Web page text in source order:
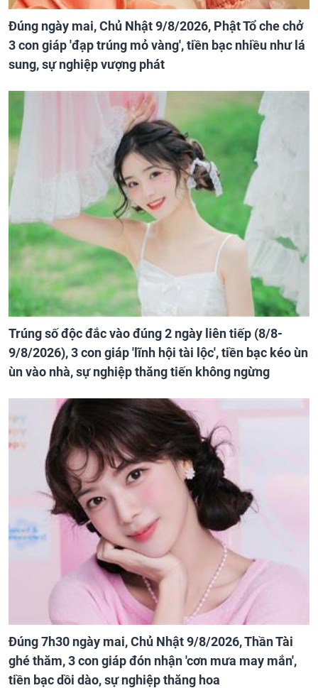
Đúng ngày mai, Chủ Nhật 9/8/2026, Phật Tổ che chở
3 con giáp 'đạp trúng mỏ vàng', tiền bạc nhiều như lá
sung, sự nghiệp vượng phát
Trúng số độc đắc vào đúng 2 ngày liên tiếp (8/8-
9/8/2026), 3 con giáp 'lĩnh hội tài lộc', tiền bạc kéo ùn
ùn vào nhà, sự nghiệp thăng tiến không ngừng
Đúng 7h30 ngày mai, Chủ Nhật 9/8/2026, Thần Tài
ghé thăm, 3 con giáp đón nhận 'cơn mưa may mắn',
tiền bạc dồi dào, sự nghiệp thăng hoa